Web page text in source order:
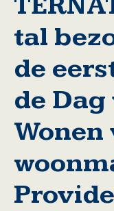
tal
de
de
Wonen